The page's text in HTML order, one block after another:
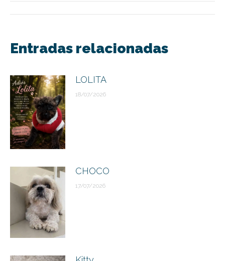
Navegación
entre
Entradas relacionadas
LOLITA
18/07/2026
CHOCO
17/07/2026